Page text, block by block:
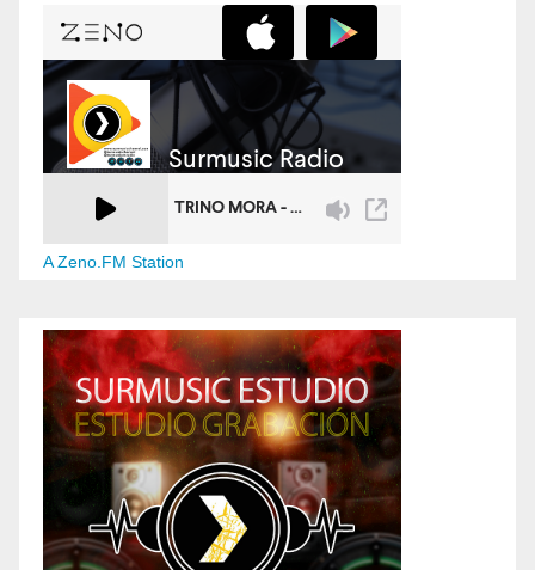
A Zeno.FM Station